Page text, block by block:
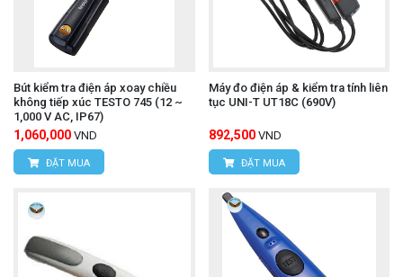
Hotline: 0934.616.395
Email:
Tham khảo thêm:Máy đo tốc độ vòng quay UNI-
T UT371
Bút kiểm tra điện áp xoay chiều
không tiếp xúc TESTO 745 (12 ~
1,000 V AC, IP67)
1,060,000 VND
ĐẶT MUA
Máy đo điện áp & kiểm tra tính liên
tục UNI-T UT18C (690V)
892,500 VND
ĐẶT MUA